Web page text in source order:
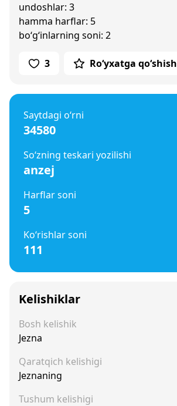
undoshlar: 3
hamma harflar: 5
bo‘g‘inlarning soni: 2
3 Ro‘yxatga qo‘shish
Saytdagi o‘rni
34580
So‘zning teskari yozilishi
anzej
Harflar soni
5
Ko‘rishlar soni
111
Kelishiklar
Bosh kelishik
Jezna
Qaratqich kelishigi
Jeznaning
Tushum kelishigi